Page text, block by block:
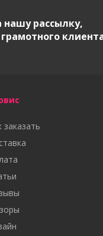
рассылку,
заказать